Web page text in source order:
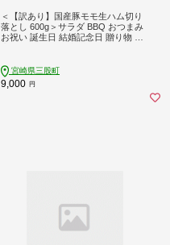
＜【訳あり】国産豚モモ生ハム切り
落とし 600g＞サラダ BBQ おつまみ
お祝い 誕生日 結婚記念日 贈り物 国
573-pl】【株式会社プラス】
宮崎県三股町
9,000 円